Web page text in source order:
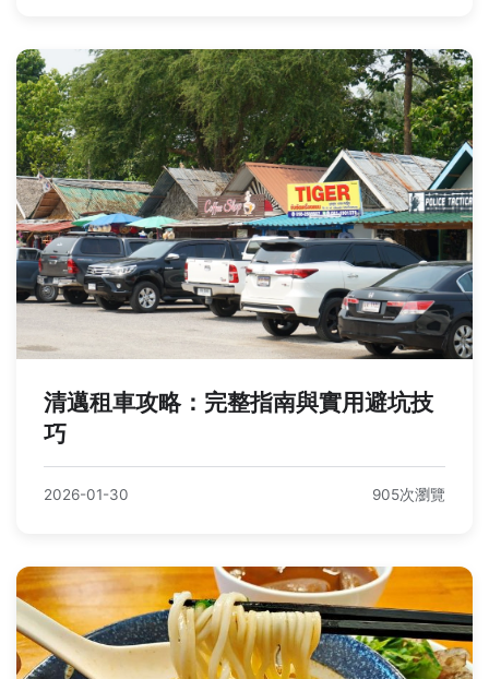
清邁租車攻略：完整指南與實用避坑技
巧
2026-01-30 905次瀏覽